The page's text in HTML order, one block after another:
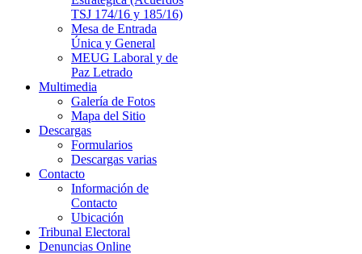
TSJ 174/16 y 185/16)
Mesa de Entrada
Única y General
MEUG Laboral y de
Paz Letrado
Multimedia
Galería de Fotos
Mapa del Sitio
Descargas
Formularios
Descargas varias
Contacto
Información de
Contacto
Ubicación
Tribunal Electoral
Denuncias Online